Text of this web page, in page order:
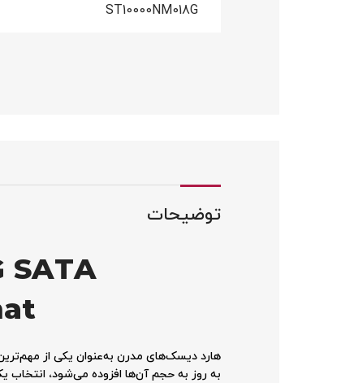
ST10000NM018G
توضیحات
SATA
هارد دیسک‌های مدرن به‌عنوان یکی از مهم‌ترین
به روز به حجم آن‌ها افزوده می‌شود،